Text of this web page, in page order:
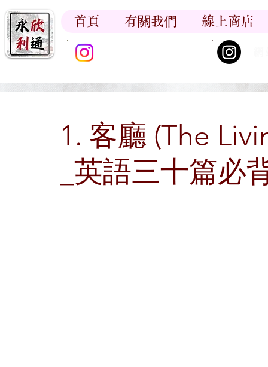
首頁 有關我們 線上商店
1. 客廳 (The
_英語三十篇必